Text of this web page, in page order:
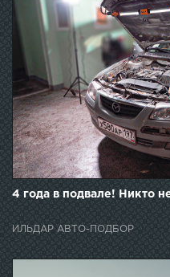
4 года в подвале! Никто
ИЛЬДАР АВТО-ПОДБОР